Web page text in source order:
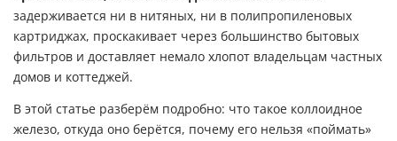
задерживается ни в нитяных, ни в полипропиленовых
картриджах, проскакивает через большинство бытовых
фильтров и доставляет немало хлопот владельцам частных
домов и коттеджей.
В этой статье разберём подробно: что такое коллоидное
железо, откуда оно берётся, почему его нельзя «поймать»